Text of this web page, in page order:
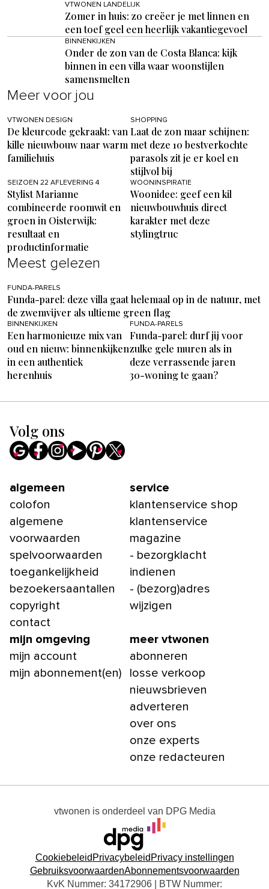
VTWONEN LANDELIJK
Zomer in huis: zo creëer je met linnen en
een toef geel een heerlijk vakantiegevoel
BINNENKIJKEN
Onder de zon van de Costa Blanca: kijk
binnen in een villa waar woonstijlen
samensmelten
Meer voor jou
VTWONEN DESIGN
De kleurcode gekraakt: van
kille nieuwbouw naar warm
familiehuis
SHOPPING
Laat de zon maar schijnen:
met deze 10 bestverkochte
parasols zit je er koel en
stijlvol bij
SEIZOEN 22 AFLEVERING 4
Stylist Marianne
combineerde roomwit en
groen in Oisterwijk:
resultaat en
productinformatie
WOONINSPIRATIE
Woonidee: geef een kil
nieuwbouwhuis direct
karakter met deze
stylingtruc
Meest gelezen
FUNDA-PARELS
Funda-parel: deze villa gaat helemaal op in de natuur, met
de zwemvijver als ultieme green flag
BINNENKIJKEN
Een harmonieuze mix van
oud en nieuw: binnenkijken
in een authentiek
herenhuis
FUNDA-PARELS
Funda-parel: durf jij voor
zulke gele muren als in
deze verrassende jaren
30-woning te gaan?
Volg ons
algemeen
colofon
algemene
voorwaarden
spelvoorwaarden
toegankelijkheid
bezoekersaantallen
copyright
contact
service
klantenservice shop
klantenservice
magazine
- bezorgklacht
indienen
- (bezorg)adres
wijzigen
mijn omgeving
mijn account
mijn abonnement(en)
meer vtwonen
abonneren
losse verkoop
nieuwsbrieven
adverteren
over ons
onze experts
onze redacteuren
vtwonen is onderdeel van DPG Media
Cookiebeleid Privacybeleid Privacy instellingen
GebruiksvoorwaardenAbonnementsvoorwaarden
KvK Nummer: 34172906 | BTW Nummer: